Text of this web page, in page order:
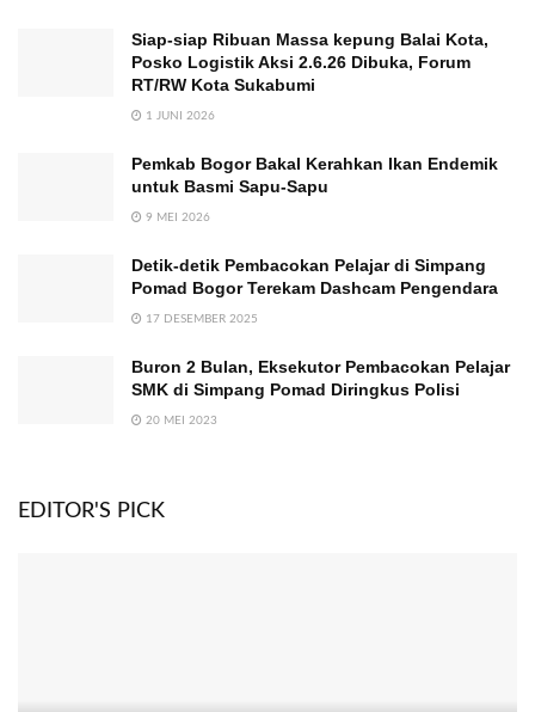
Siap-siap Ribuan Massa kepung Balai Kota,
Posko Logistik Aksi 2.6.26 Dibuka, Forum
RT/RW Kota Sukabumi
1 JUNI 2026
Pemkab Bogor Bakal Kerahkan Ikan Endemik
untuk Basmi Sapu-Sapu
9 MEI 2026
Detik-detik Pembacokan Pelajar di Simpang
Pomad Bogor Terekam Dashcam Pengendara
17 DESEMBER 2025
Buron 2 Bulan, Eksekutor Pembacokan Pelajar
SMK di Simpang Pomad Diringkus Polisi
20 MEI 2023
EDITOR'S PICK